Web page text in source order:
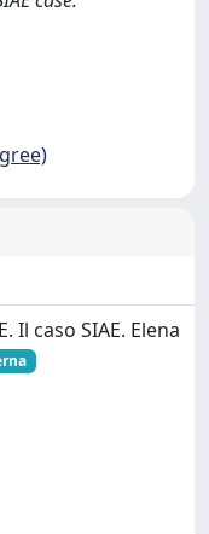
Il caso SIAE. Elena